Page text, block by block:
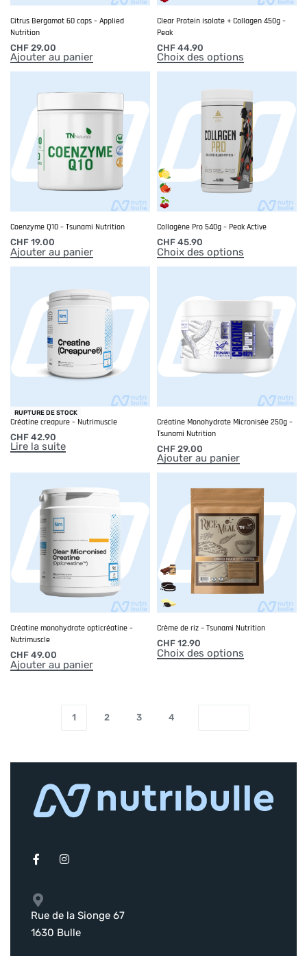
Citrus Bergamot 60 caps – Applied
Nutrition
CHF 29.00
Ajouter au panier
Clear Protein isolate + Collagen 450g –
Peak
CHF 44.90
Choix des options
Coenzyme Q10 – Tsunami Nutrition
CHF 19.00
Ajouter au panier
Collagène Pro 540g – Peak Active
CHF 45.90
Choix des options
RUPTURE DE STOCK
Créatine creapure – Nutrimuscle
CHF 42.90
Lire la suite
Créatine Monohydrate Micronisée 250g –
Tsunami Nutrition
CHF 29.00
Ajouter au panier
Créatine monohydrate opticréatine –
Nutrimuscle
CHF 49.00
Ajouter au panier
Crème de riz – Tsunami Nutrition
CHF 12.90
Choix des options
1 2 3 4
Rue de la Sionge 67
1630 Bulle